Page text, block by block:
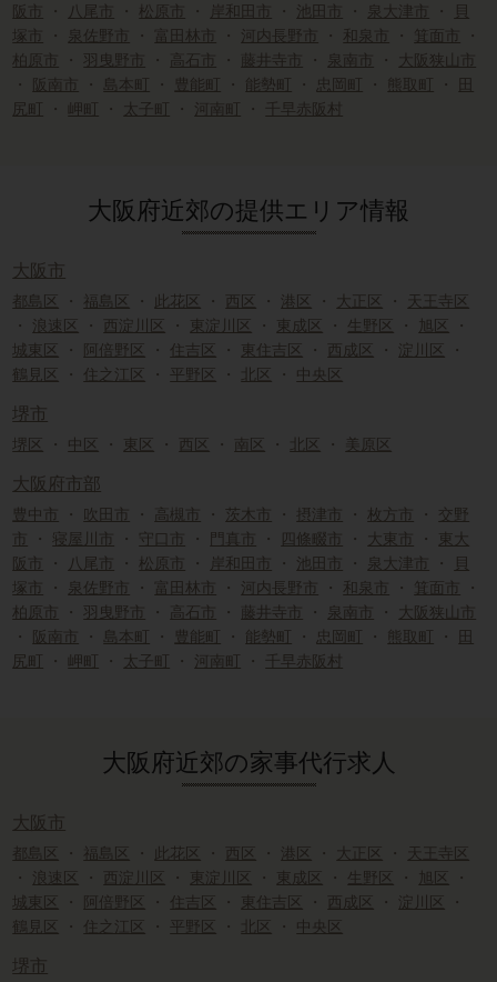
阪市
・ 八尾市 ・ 松原市 ・ 岸和田市 ・ 池田市 ・ 泉大津市 ・
貝
塚市
・ 泉佐野市 ・ 富田林市 ・ 河内長野市 ・ 和泉市 ・ 箕面市
・
柏原市
・ 羽曳野市 ・ 高石市 ・ 藤井寺市 ・ 泉南市 ・
大阪狭山市
・
阪南市 ・ 島本町 ・ 豊能町 ・ 能勢町 ・ 忠岡町 ・ 熊取町 ・
田
尻町
・ 岬町 ・ 太子町 ・ 河南町 ・ 千早赤阪村
大阪府近郊の提供エリア情報
大阪市
都島区 ・ 福島区 ・ 此花区 ・ 西区 ・ 港区 ・ 大正区 ・
天王寺区
・ 浪速区 ・ 西淀川区 ・ 東淀川区 ・ 東成区 ・ 生野区 ・ 旭区
・
城東区
・ 阿倍野区 ・ 住吉区 ・ 東住吉区 ・ 西成区 ・ 淀川区
・
鶴見区
・ 住之江区 ・ 平野区 ・ 北区 ・ 中央区
堺市
堺区 ・ 中区 ・ 東区 ・ 西区 ・ 南区 ・ 北区 ・ 美原区
大阪府市部
豊中市 ・ 吹田市 ・ 高槻市 ・ 茨木市 ・ 摂津市 ・枚方市 ・ 交野
・ 寝屋川市 ・ 守口市 ・ 門真市 ・ 四條畷市 ・ 大東市 ・ 東大
阪市
・ 八尾市 ・ 松原市 ・ 岸和田市 ・ 池田市 ・ 泉大津市 ・
貝
塚市
・ 泉佐野市 ・ 富田林市 ・ 河内長野市 ・ 和泉市 ・ 箕面市
・
柏原市
・ 羽曳野市 ・ 高石市 ・ 藤井寺市 ・ 泉南市 ・
大阪狭山市
・ 阪南市 ・ 島本町 ・ 豊能町 ・ 能勢町 ・ 忠岡町 ・ 熊取町 ・
田
尻町 ・ 岬町 ・ 太子町 ・ 河南町 ・ 千早赤阪村
大阪府近郊の家事代行求人
大阪市
都島区 ・ 福島区 ・ 此花区 ・ 西区 ・ 港区 ・ 大正区 ・
天王寺区
・
浪速区 ・ 西淀川区 ・ 東淀川区 ・ 東成区 ・ 生野区 ・ 旭区
・
城東区
・ 阿倍野区 ・ 住吉区 ・ 東住吉区 ・ 西成区 ・ 淀川区
・
鶴見区
・ 住之江区 ・ 平野区 ・ 北区 ・ 中央区
堺市